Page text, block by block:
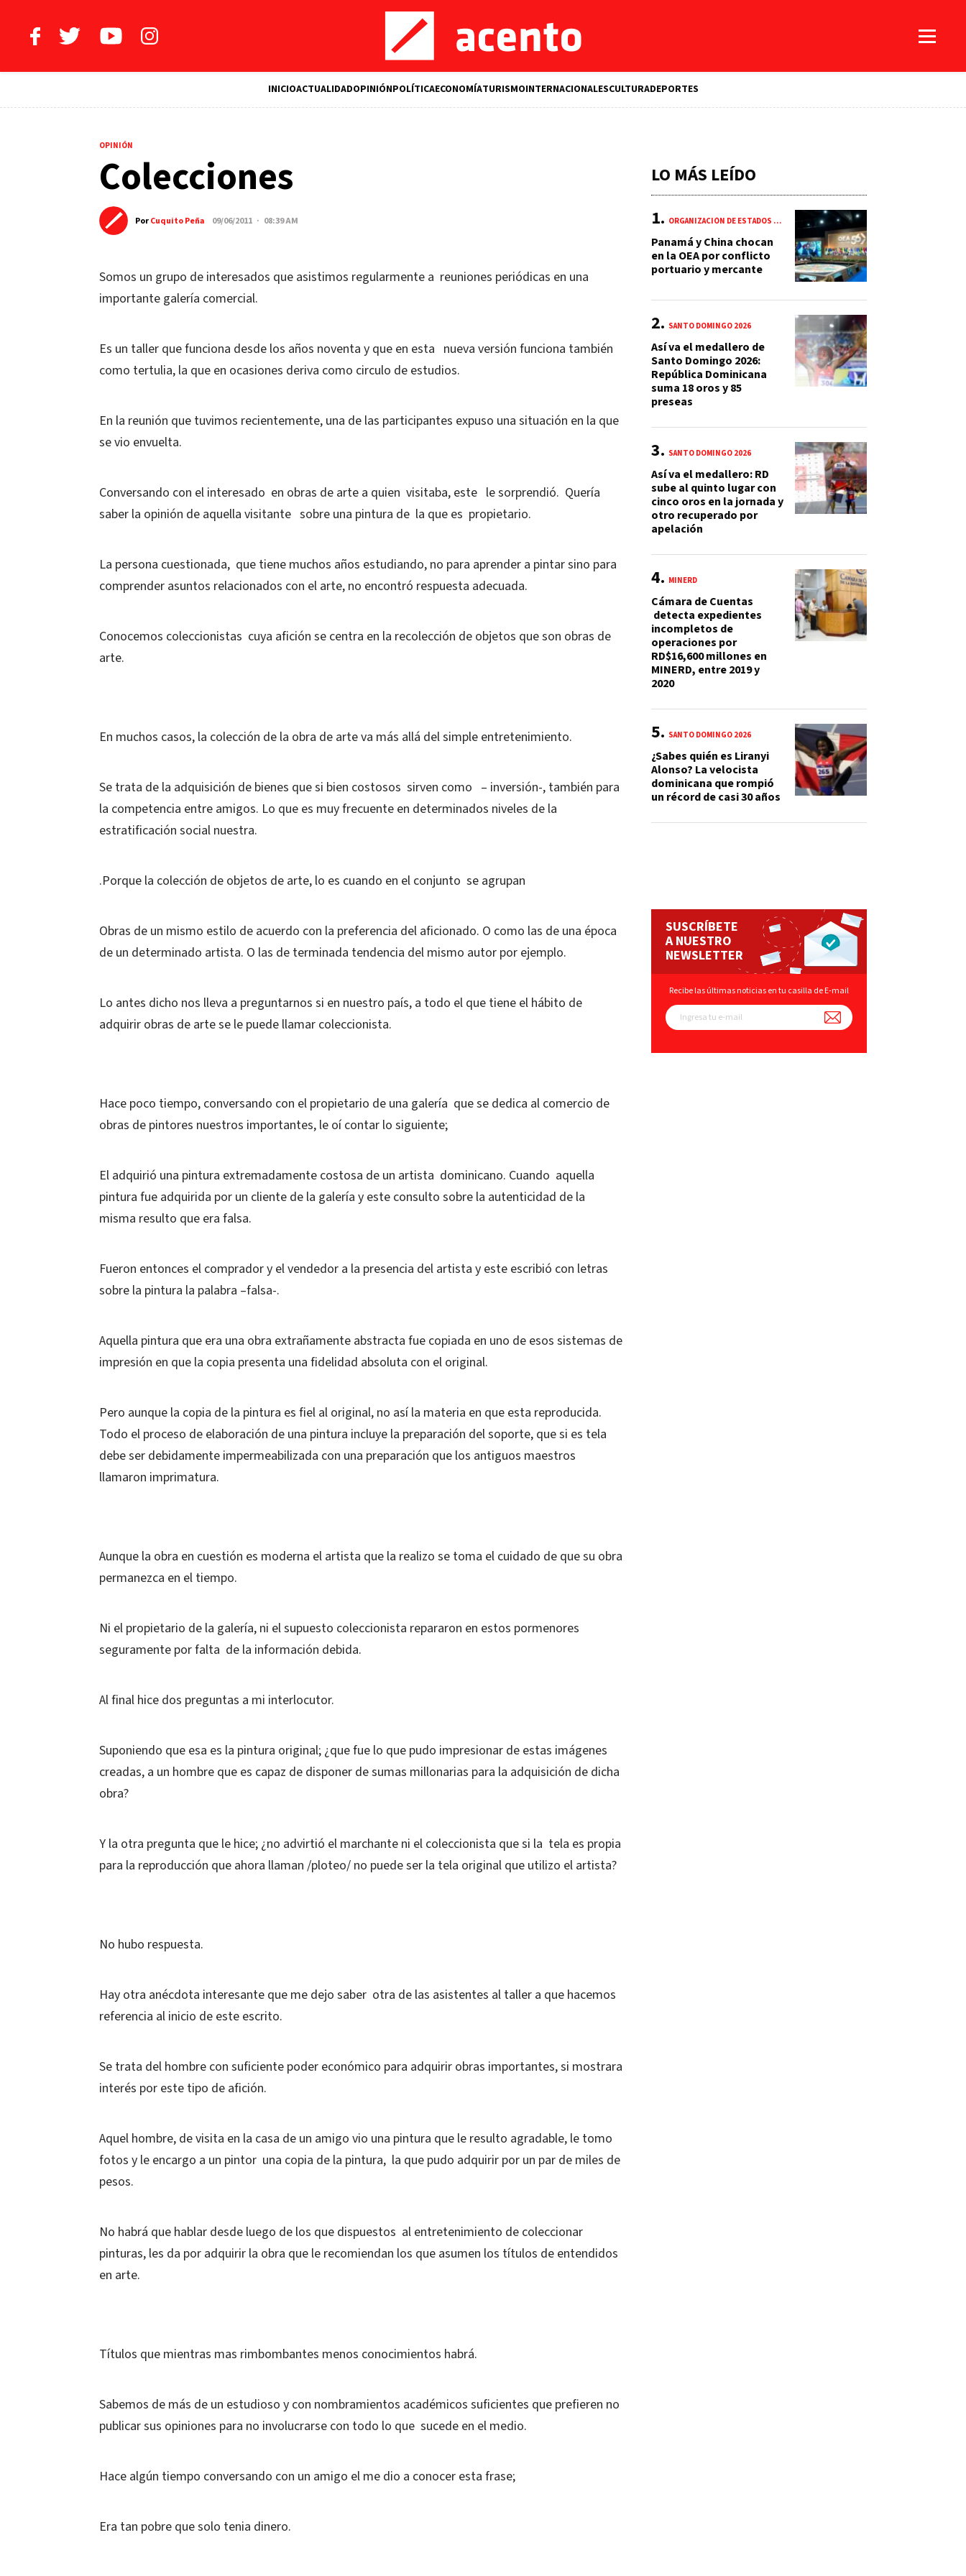
INICIOACTUALIDADOPINIÓNPOLÍTICAECONOMÍATURISMOINTERNACIONALESCULTURADEPORTES
OPINIÓN
Colecciones
PorCuquito Peña 09/06/2011 · 08:39 AM
Somos un grupo de interesados que asistimos regularmente a reuniones periódicas en una
importante galería comercial.
Es un taller que funciona desde los años noventa y que en esta nueva versión funciona también
como tertulia, la que en ocasiones deriva como circulo de estudios.
En la reunión que tuvimos recientemente, una de las participantes expuso una situación en la que
se vio envuelta.
Conversando con el interesado en obras de arte a quien visitaba, este le sorprendió. Quería
saber la opinión de aquella visitante sobre una pintura de la que es propietario.
La persona cuestionada, que tiene muchos años estudiando, no para aprender a pintar sino para
comprender asuntos relacionados con el arte, no encontró respuesta adecuada.
Conocemos coleccionistas cuya afición se centra en la recolección de objetos que son obras de
arte.
En muchos casos, la colección de la obra de arte va más allá del simple entretenimiento.
Se trata de la adquisición de bienes que si bien costosos sirven como – inversión-, también para
la competencia entre amigos. Lo que es muy frecuente en determinados niveles de la
estratificación social nuestra.
.Porque la colección de objetos de arte, lo es cuando en el conjunto se agrupan
Obras de un mismo estilo de acuerdo con la preferencia del aficionado. O como las de una época
de un determinado artista. O las de terminada tendencia del mismo autor por ejemplo.
Lo antes dicho nos lleva a preguntarnos si en nuestro país, a todo el que tiene el hábito de
adquirir obras de arte se le puede llamar coleccionista.
Hace poco tiempo, conversando con el propietario de una galería que se dedica al comercio de
obras de pintores nuestros importantes, le oí contar lo siguiente;
El adquirió una pintura extremadamente costosa de un artista dominicano. Cuando aquella
pintura fue adquirida por un cliente de la galería y este consulto sobre la autenticidad de la
misma resulto que era falsa.
Fueron entonces el comprador y el vendedor a la presencia del artista y este escribió con letras
sobre la pintura la palabra –falsa-.
Aquella pintura que era una obra extrañamente abstracta fue copiada en uno de esos sistemas de
impresión en que la copia presenta una fidelidad absoluta con el original.
Pero aunque la copia de la pintura es fiel al original, no así la materia en que esta reproducida.
Todo el proceso de elaboración de una pintura incluye la preparación del soporte, que si es tela
debe ser debidamente impermeabilizada con una preparación que los antiguos maestros
llamaron imprimatura.
Aunque la obra en cuestión es moderna el artista que la realizo se toma el cuidado de que su obra
permanezca en el tiempo.
Ni el propietario de la galería, ni el supuesto coleccionista repararon en estos pormenores
seguramente por falta de la información debida.
Al final hice dos preguntas a mi interlocutor.
Suponiendo que esa es la pintura original; ¿que fue lo que pudo impresionar de estas imágenes
creadas, a un hombre que es capaz de disponer de sumas millonarias para la adquisición de dicha
obra?
Y la otra pregunta que le hice; ¿no advirtió el marchante ni el coleccionista que si la tela es propia
para la reproducción que ahora llaman /ploteo/ no puede ser la tela original que utilizo el artista?
No hubo respuesta.
Hay otra anécdota interesante que me dejo saber otra de las asistentes al taller a que hacemos
referencia al inicio de este escrito.
Se trata del hombre con suficiente poder económico para adquirir obras importantes, si mostrara
interés por este tipo de afición.
Aquel hombre, de visita en la casa de un amigo vio una pintura que le resulto agradable, le tomo
fotos y le encargo a un pintor una copia de la pintura, la que pudo adquirir por un par de miles de
pesos.
No habrá que hablar desde luego de los que dispuestos al entretenimiento de coleccionar
pinturas, les da por adquirir la obra que le recomiendan los que asumen los títulos de entendidos
en arte.
Títulos que mientras mas rimbombantes menos conocimientos habrá.
Sabemos de más de un estudioso y con nombramientos académicos suficientes que prefieren no
publicar sus opiniones para no involucrarse con todo lo que sucede en el medio.
Hace algún tiempo conversando con un amigo el me dio a conocer esta frase;
Era tan pobre que solo tenia dinero.
LO MÁS LEÍDO
ORGANIZACIÓN DE ESTADOS AMERICANOS (OEA)
Panamá y China chocan
en la OEA por conflicto
portuario y mercante
SANTO DOMINGO 2026
Así va el medallero de
Santo Domingo 2026:
República Dominicana
suma 18 oros y 85
preseas
SANTO DOMINGO 2026
Así va el medallero: RD
sube al quinto lugar con
cinco oros en la jornada y
otro recuperado por
apelación
MINERD
Cámara de Cuentas
detecta expedientes
incompletos de
operaciones por
RD$16,600 millones en
MINERD, entre 2019 y
2020
SANTO DOMINGO 2026
¿Sabes quién es Liranyi
Alonso? La velocista
dominicana que rompió
un récord de casi 30 años
SUSCRÍBETE
A NUESTRO
NEWSLETTER
Recibe las últimas noticias en tu casilla de E-mail